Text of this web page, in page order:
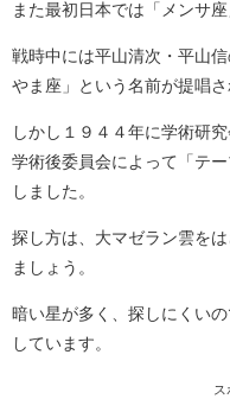
また最初日本では「メンサ
戦時中には平山清次・平山
やま座」という名前が提唱
しかし１９４４年に学術研
学術後委員会によって「テ
しました。
探し方は、大マゼラン雲を
ましょう。
暗い星が多く、探しにくい
しています。
ス